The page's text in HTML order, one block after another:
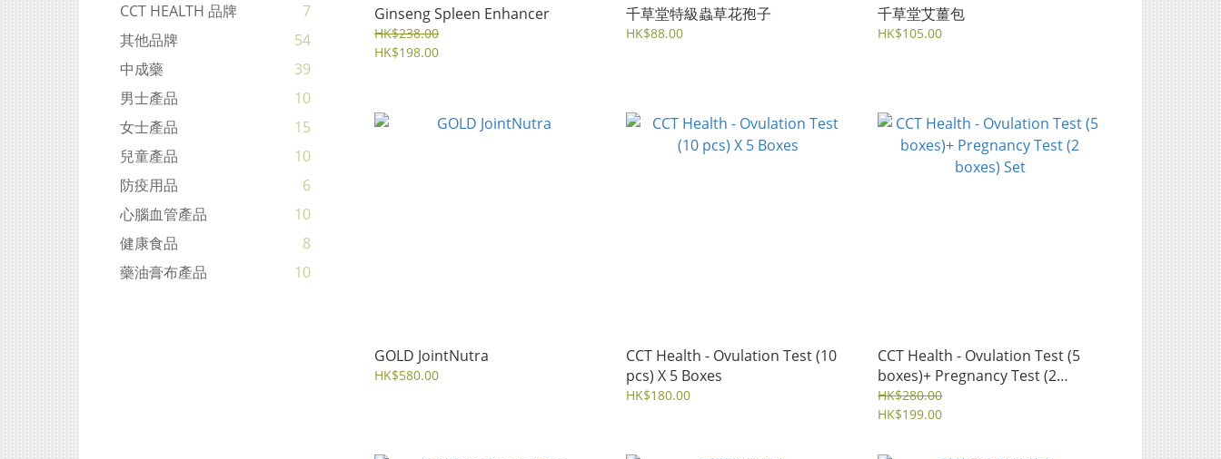
CCT HEALTH 品牌
7
其他品牌
54
中成藥
39
男士產品
10
女士產品
15
兒童產品
10
防疫用品
6
心腦血管產品
10
健康食品
8
藥油膏布產品
10
Ginseng Spleen Enhancer
HK$238.00
HK$198.00
千草堂特級蟲草花孢子
HK$88.00
千草堂艾薑包
HK$105.00
GOLD JointNutra
HK$580.00
CCT Health - Ovulation Test (10
pcs) X 5 Boxes
HK$180.00
CCT Health - Ovulation Test (5
boxes)+ Pregnancy Test (2
boxes) Set
HK$280.00
HK$199.00